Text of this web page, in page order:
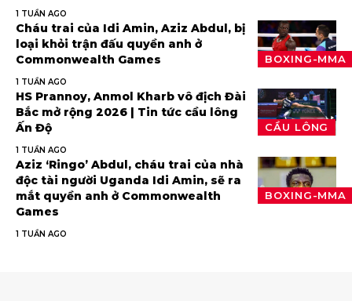
1 TUẦN AGO
BOXING-MMA
Cháu trai của Idi Amin, Aziz Abdul, bị
loại khỏi trận đấu quyền anh ở
Commonwealth Games
1 TUẦN AGO
CẦU LÔNG
HS Prannoy, Anmol Kharb vô địch Đài
Bắc mở rộng 2026 | Tin tức cầu lông
Ấn Độ
1 TUẦN AGO
BOXING-MMA
Aziz ‘Ringo’ Abdul, cháu trai của nhà
độc tài người Uganda Idi Amin, sẽ ra
mắt quyền anh ở Commonwealth
Games
1 TUẦN AGO